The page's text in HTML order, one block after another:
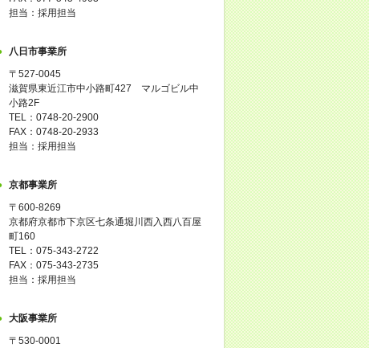
担当：採用担当
八日市事業所
〒527-0045
滋賀県東近江市中小路町427 マルゴビル中
小路2F
TEL：0748-20-2900
FAX：0748-20-2933
担当：採用担当
京都事業所
〒600-8269
京都府京都市下京区七条通堀川西入西八百屋
町160
TEL：075-343-2722
FAX：075-343-2735
担当：採用担当
大阪事業所
〒530-0001